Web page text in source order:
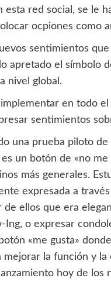
esta red social, se le
ocpiones como
sentimientos
apretado el símbolo
nivel global.
en todo
sentimientos
una prueba piloto
un botón de «no
más generales.
expresada a
ellos que era
Ing, o expresar
«me gusta»
la función y
hoy de los